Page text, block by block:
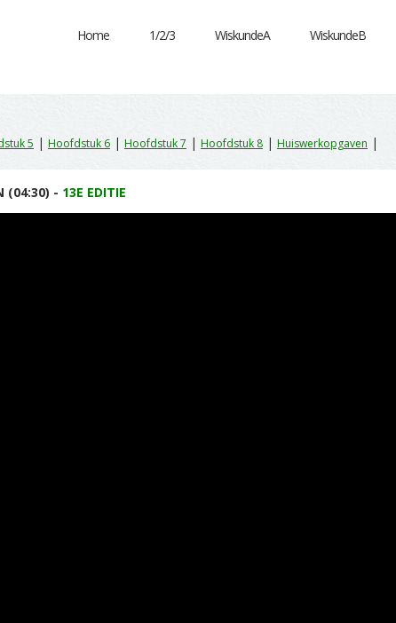
Home 1/2/3 WiskundeA WiskundeB
5 | Hoofdstuk 6 | Hoofdstuk 7 | Hoofdstuk 8 | Huiswerkopgaven |
(04:30) - 13E EDITIE